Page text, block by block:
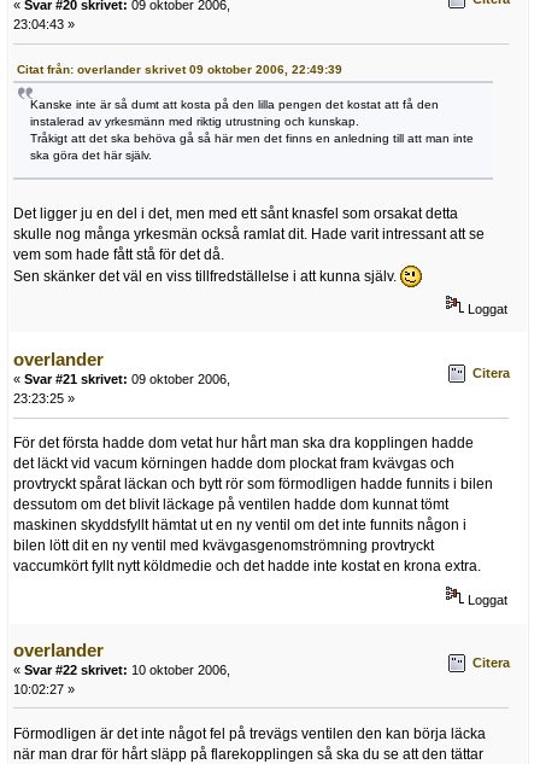
« Svar #20 skrivet: 09 oktober 2006,
23:04:43 »
Citat från: overlander skrivet 09 oktober 2006, 22:49:39
Kanske inte är så dumt att kosta på den lilla pengen det kostat att få den
instalerad av yrkesmänn med riktig utrustning och kunskap.
Tråkigt att det ska behöva gå så här men det finns en anledning till att man inte
ska göra det här själv.
Det ligger ju en del i det, men med ett sånt knasfel som orsakat detta
skulle nog många yrkesmän också ramlat dit. Hade varit intressant att se
vem som hade fått stå för det då.
Sen skänker det väl en viss tillfredställelse i att kunna själv.
Loggat
overlander
« Svar #21 skrivet: 09 oktober 2006,
23:23:25 »
Citera
För det första hadde dom vetat hur hårt man ska dra kopplingen hadde
det läckt vid vacum körningen hadde dom plockat fram kvävgas och
provtryckt spårat läckan och bytt rör som förmodligen hadde funnits i bilen
dessutom om det blivit läckage på ventilen hadde dom kunnat tömt
maskinen skyddsfyllt hämtat ut en ny ventil om det inte funnits någon i
bilen lött dit en ny ventil med kvävgasgenomströmning provtryckt
vaccumkört fyllt nytt köldmedie och det hadde inte kostat en krona extra.
Loggat
overlander
« Svar #22 skrivet: 10 oktober 2006,
10:02:27 »
Citera
Förmodligen är det inte något fel på trevägs ventilen den kan börja läcka
när man drar för hårt släpp på flarekopplingen så ska du se att den tättar